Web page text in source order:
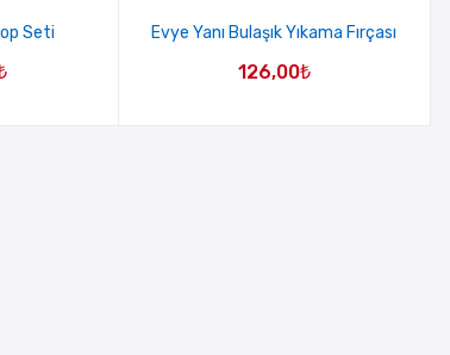
Seti Evye Yanı Bulaşık Yıkama Fırçası
126,00₺